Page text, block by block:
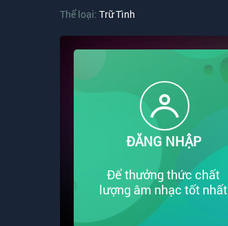
Thể loại: Trữ Tình
ĐĂNG NHẬP
Để thưởng thức chất
lượng âm nhạc tốt nhất